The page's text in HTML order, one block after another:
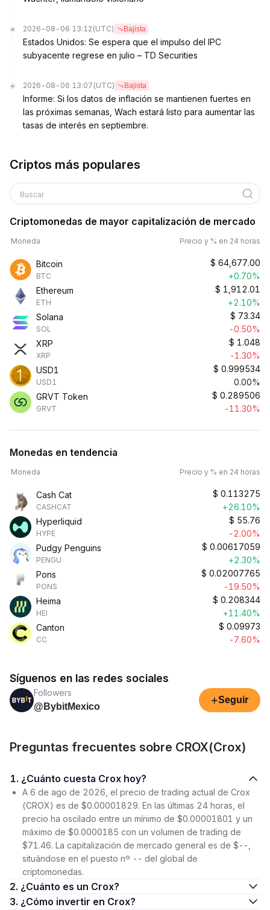
2026-08-06 13:12 (UTC) Bajista
Estados Unidos: Se espera que el impulso del IPC
subyacente regrese en julio – TD Securities
2026-08-06 13:07 (UTC) Bajista
Informe: Si los datos de inflación se mantienen fuertes en
las próximas semanas, Wach estará listo para aumentar las
tasas de interés en septiembre.
Criptos más populares
Buscar
Criptomonedas de mayor capitalización de mercado
Moneda Precio y % en 24 horas
Bitcoin
BTC
$ 64,677.00
+0.70%
Ethereum
ETH
$ 1,912.01
+2.10%
Solana
SOL
$ 73.34
-0.50%
XRP
XRP
$ 1.048
-1.30%
USD1
USD1
$ 0.999534
0.00%
GRVT Token
GRVT
$ 0.289506
-11.30%
Monedas en tendencia
Moneda Precio y % en 24 horas
Cash Cat
CASHCAT
$ 0.113275
+26.10%
Hyperliquid
HYPE
$ 55.76
-2.00%
Pudgy Penguins
PENGU
$ 0.00617059
+2.30%
Pons
PONS
$ 0.02007765
-19.50%
Heima
HEI
$ 0.208344
+11.40%
Canton
CC
$ 0.09973
-7.60%
Síguenos en las redes sociales
Followers
@BybitMexico
+Seguir
Preguntas frecuentes sobre CROX(Crox)
1. ¿Cuánto cuesta Crox hoy?
A 6 de ago de 2026, el precio de trading actual de Crox
(CROX) es de $0.00001829. En las últimas 24 horas, el
precio ha oscilado entre un mínimo de $0.00001801 y un
máximo de $0.0000185 con un volumen de trading de
$71.46. La capitalización de mercado general es de $--,
situándose en el puesto nº -- del global de
criptomonedas.
2. ¿Cuánto es un Crox?
3. ¿Cómo invertir en Crox?